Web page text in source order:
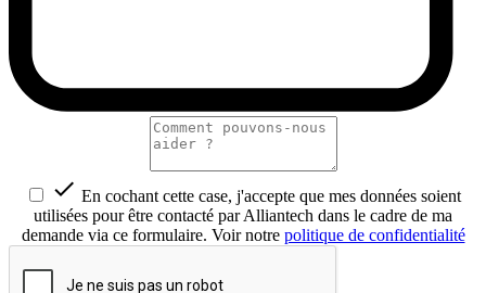
 En cochant cette case, j'accepte que mes données soient
utilisées pour être contacté par Alliantech dans le cadre de ma
demande via ce formulaire. Voir notre politique de confidentialité